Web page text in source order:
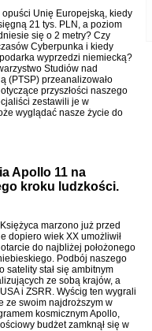
Unię Europejską, kiedy
21 tys. PLN, a poziom
się o 2 metry? Czy
Cyberpunka i kiedy
wyprzedzi niemiecką?
Studiów nad
(PTSP) przeanalizowało
przyszłości naszego
zestawili je w
wyglądać nasze życie do
Apollo 11 na
kroku ludzkości.
marzono już przed
dopiero wiek XX umożliwił
do najbliżej położonego
Podbój naszego
satelity stał się ambitnym
ze sobą krajów, a
i ZSRR. Wyścig ten wygrali
ze swoim najdroższym w
kosmicznym Apollo,
budżet zamknął się w